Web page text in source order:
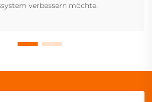
verbessern möchte.